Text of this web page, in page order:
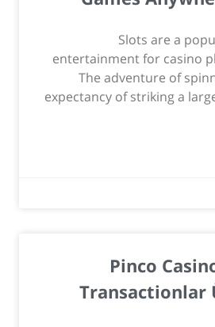
Slots are a
entertainment for casino
The adventure of
expectancy of striking a
Pinco
Transactionlar